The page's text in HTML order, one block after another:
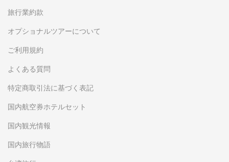
旅行業約款
オプショナルツアーについて
ご利用規約
よくある質問
特定商取引法に基づく表記
国内航空券ホテルセット
国内観光情報
国内旅行物語